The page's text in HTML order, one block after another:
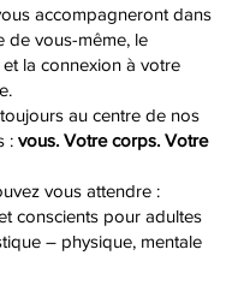
accompagneront dans
de vous-même, le
la connexion à votre
au centre de nos
: vous. Votre corps. Votre
vous attendre :
conscients pour adultes
– physique, mentale